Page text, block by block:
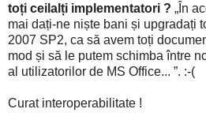
toți ceilalți implementatori ? „În
mai dați-ne niște bani și upgradați
2007 SP2, ca să avem toți
mod și să le putem schimba între
al utilizatorilor de MS Office... ”. :-(
Curat interoperabilitate !